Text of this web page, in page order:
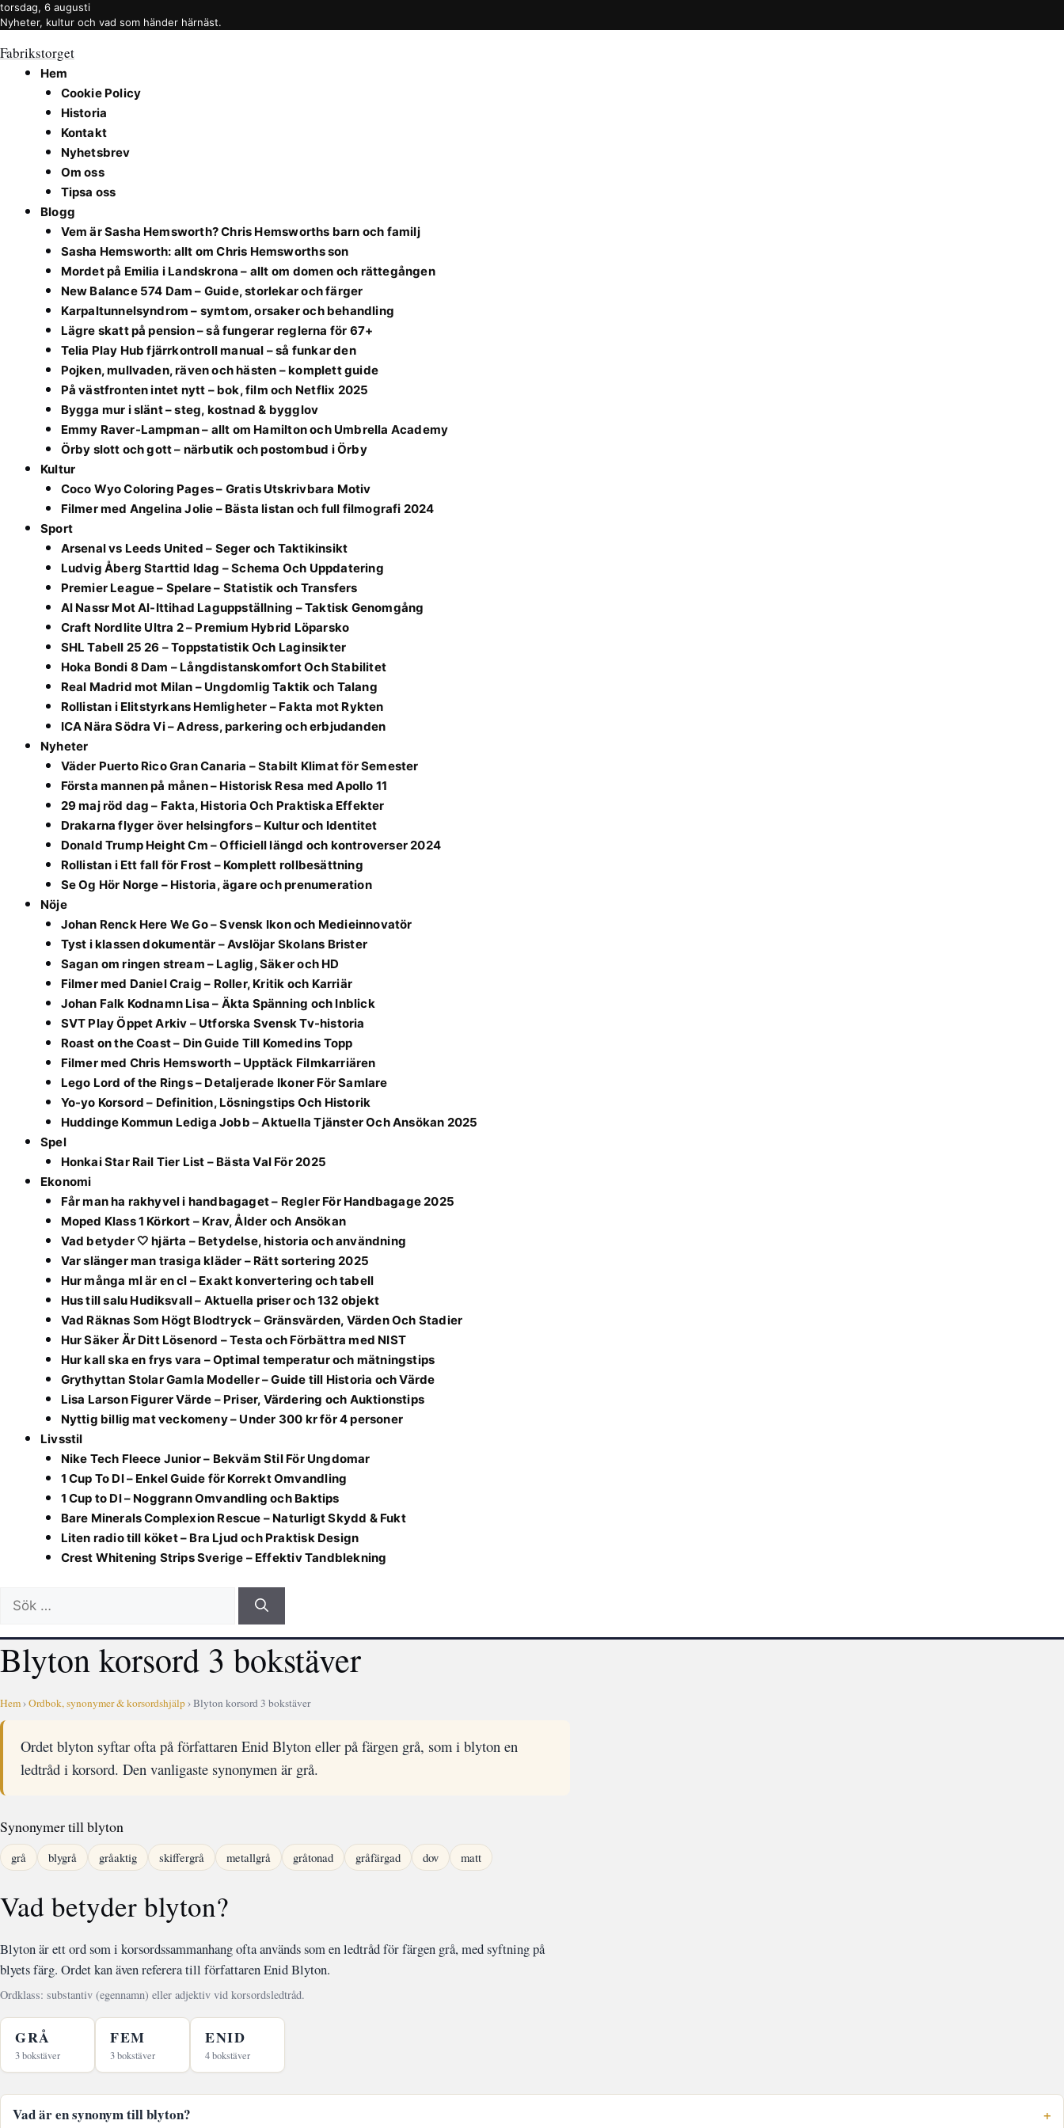
torsdag, 6 augusti
Nyheter, kultur och vad som händer härnäst.
Fabrikstorget
Hem
Cookie Policy
Historia
Kontakt
Nyhetsbrev
Om oss
Tipsa oss
Blogg
Vem är Sasha Hemsworth? Chris Hemsworths barn och familj
Sasha Hemsworth: allt om Chris Hemsworths son
Mordet på Emilia i Landskrona – allt om domen och rättegången
New Balance 574 Dam – Guide, storlekar och färger
Karpaltunnelsyndrom – symtom, orsaker och behandling
Lägre skatt på pension – så fungerar reglerna för 67+
Telia Play Hub fjärrkontroll manual – så funkar den
Pojken, mullvaden, räven och hästen – komplett guide
På västfronten intet nytt – bok, film och Netflix 2025
Bygga mur i slänt – steg, kostnad & bygglov
Emmy Raver-Lampman – allt om Hamilton och Umbrella Academy
Örby slott och gott – närbutik och postombud i Örby
Kultur
Coco Wyo Coloring Pages – Gratis Utskrivbara Motiv
Filmer med Angelina Jolie – Bästa listan och full filmografi 2024
Sport
Arsenal vs Leeds United – Seger och Taktikinsikt
Ludvig Åberg Starttid Idag – Schema Och Uppdatering
Premier League – Spelare – Statistik och Transfers
Al Nassr Mot Al-Ittihad Laguppställning – Taktisk Genomgång
Craft Nordlite Ultra 2 – Premium Hybrid Löparsko
SHL Tabell 25 26 – Toppstatistik Och Laginsikter
Hoka Bondi 8 Dam – Långdistanskomfort Och Stabilitet
Real Madrid mot Milan – Ungdomlig Taktik och Talang
Rollistan i Elitstyrkans Hemligheter – Fakta mot Rykten
ICA Nära Södra Vi – Adress, parkering och erbjudanden
Nyheter
Väder Puerto Rico Gran Canaria – Stabilt Klimat för Semester
Första mannen på månen – Historisk Resa med Apollo 11
29 maj röd dag – Fakta, Historia Och Praktiska Effekter
Drakarna flyger över helsingfors – Kultur och Identitet
Donald Trump Height Cm – Officiell längd och kontroverser 2024
Rollistan i Ett fall för Frost – Komplett rollbesättning
Se Og Hör Norge – Historia, ägare och prenumeration
Nöje
Johan Renck Here We Go – Svensk Ikon och Medieinnovatör
Tyst i klassen dokumentär – Avslöjar Skolans Brister
Sagan om ringen stream – Laglig, Säker och HD
Filmer med Daniel Craig – Roller, Kritik och Karriär
Johan Falk Kodnamn Lisa – Äkta Spänning och Inblick
SVT Play Öppet Arkiv – Utforska Svensk Tv-historia
Roast on the Coast – Din Guide Till Komedins Topp
Filmer med Chris Hemsworth – Upptäck Filmkarriären
Lego Lord of the Rings – Detaljerade Ikoner För Samlare
Yo-yo Korsord – Definition, Lösningstips Och Historik
Huddinge Kommun Lediga Jobb – Aktuella Tjänster Och Ansökan 2025
Spel
Honkai Star Rail Tier List – Bästa Val För 2025
Ekonomi
Får man ha rakhyvel i handbagaget – Regler För Handbagage 2025
Moped Klass 1 Körkort – Krav, Ålder och Ansökan
Vad betyder 🤍 hjärta – Betydelse, historia och användning
Var slänger man trasiga kläder – Rätt sortering 2025
Hur många ml är en cl – Exakt konvertering och tabell
Hus till salu Hudiksvall – Aktuella priser och 132 objekt
Vad Räknas Som Högt Blodtryck – Gränsvärden, Värden Och Stadier
Hur Säker Är Ditt Lösenord – Testa och Förbättra med NIST
Hur kall ska en frys vara – Optimal temperatur och mätningstips
Grythyttan Stolar Gamla Modeller – Guide till Historia och Värde
Lisa Larson Figurer Värde – Priser, Värdering och Auktionstips
Nyttig billig mat veckomeny – Under 300 kr för 4 personer
Livsstil
Nike Tech Fleece Junior – Bekväm Stil För Ungdomar
1 Cup To Dl – Enkel Guide för Korrekt Omvandling
1 Cup to Dl – Noggrann Omvandling och Baktips
Bare Minerals Complexion Rescue – Naturligt Skydd & Fukt
Liten radio till köket – Bra Ljud och Praktisk Design
Crest Whitening Strips Sverige – Effektiv Tandblekning
Sök
efter:
Blyton korsord 3 bokstäver
Hem›Ordbok, synonymer & korsordshjälp› Blyton korsord 3 bokstäver
Ordet blyton syftar ofta på författaren Enid Blyton eller på färgen grå, som i blyton en
ledtråd i korsord. Den vanligaste synonymen är grå.
Synonymer till blyton
grå blygrå gråaktig skiffergrå metallgrå gråtonad gråfärgad dov matt
Vad betyder blyton?
Blyton är ett ord som i korsordssammanhang ofta används som en ledtråd för färgen grå, med syftning på
blyets färg. Ordet kan även referera till författaren Enid Blyton.
Ordklass: substantiv (egennamn) eller adjektiv vid korsordsledtråd.
GRÅ
3 bokstäver
FEM
3 bokstäver
ENID
4 bokstäver
Vad är en synonym till blyton?